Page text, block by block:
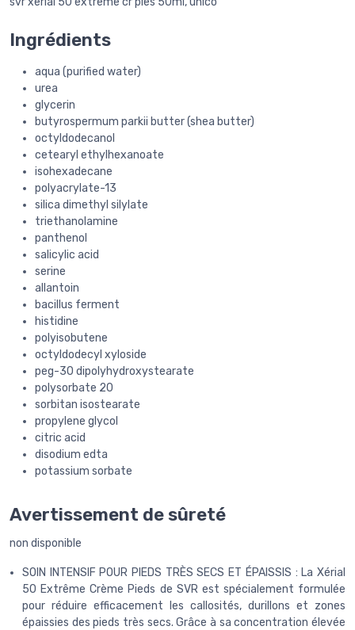
Ingrédients
aqua (purified water)
urea
glycerin
butyrospermum parkii butter (shea butter)
octyldodecanol
cetearyl ethylhexanoate
isohexadecane
polyacrylate-13
silica dimethyl silylate
triethanolamine
panthenol
salicylic acid
serine
allantoin
bacillus ferment
histidine
polyisobutene
octyldodecyl xyloside
peg-30 dipolyhydroxystearate
polysorbate 20
sorbitan isostearate
propylene glycol
citric acid
disodium edta
potassium sorbate
Avertissement de sûreté
non disponible
SOIN INTENSIF POUR PIEDS TRÈS SECS ET ÉPAISSIS : La Xérial
50 Extrême Crème Pieds de SVR est spécialement formulée
pour réduire efficacement les callosités, durillons et zones
épaissies des pieds très secs. Grâce à sa concentration élevée